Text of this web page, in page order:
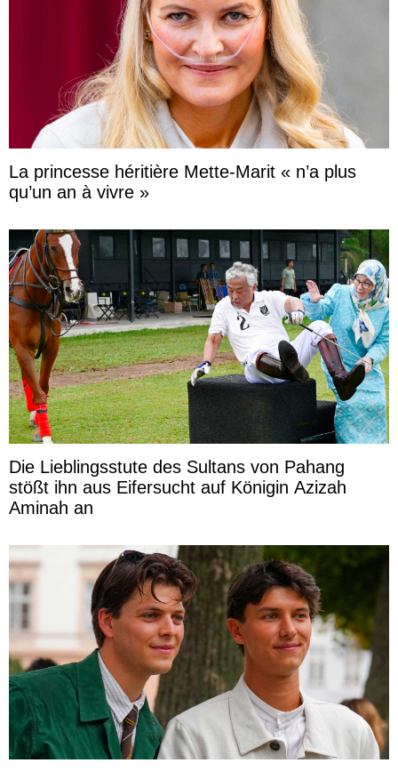
La princesse héritière Mette-Marit « n’a plus
qu’un an à vivre »
Die Lieblingsstute des Sultans von Pahang
stößt ihn aus Eifersucht auf Königin Azizah
Aminah an